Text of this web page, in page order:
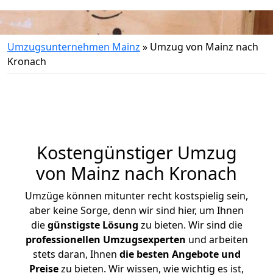
Umzugsunternehmen Mainz » Umzug von Mainz nach
Kronach
Kostengünstiger Umzug
von Mainz nach Kronach
Umzüge können mitunter recht kostspielig sein,
aber keine Sorge, denn wir sind hier, um Ihnen
diegünstigste Lösung zu bieten. Wir sind die
professionellen Umzugsexperten und arbeiten
stets daran, Ihnen die besten Angebote und
Preisezu bieten. Wir wissen, wie wichtig es ist,